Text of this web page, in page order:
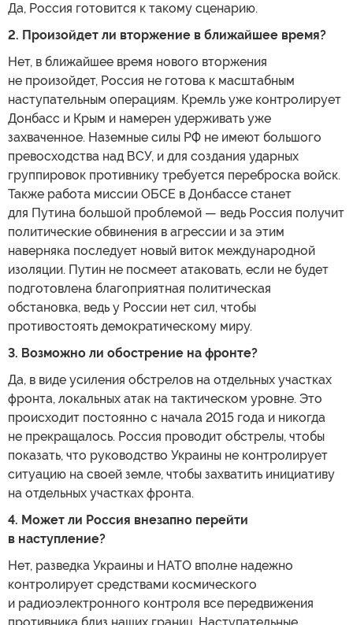
Да, Россия готовится к такому сценарию.
2. Произойдет ли вторжение в ближайшее время?
Нет, в ближайшее время нового вторжения
не произойдет, Россия не готова к масштабным
наступательным операциям. Кремль уже контролирует
Донбасс и Крым и намерен удерживать уже
захваченное. Наземные силы РФ не имеют большого
превосходства над ВСУ, и для создания ударных
группировок противнику требуется переброска войск.
Также работа миссии ОБСЕ в Донбассе станет
для Путина большой проблемой — ведь Россия получит
политические обвинения в агрессии и за этим
наверняка последует новый виток международной
изоляции. Путин не посмеет атаковать, если не будет
подготовлена благоприятная политическая
обстановка, ведь у России нет сил, чтобы
противостоять демократическому миру.
3. Возможно ли обострение на фронте?
Да, в виде усиления обстрелов на отдельных участках
фронта, локальных атак на тактическом уровне. Это
происходит постоянно с начала 2015 года и никогда
не прекращалось. Россия проводит обстрелы, чтобы
показать, что руководство Украины не контролирует
ситуацию на своей земле, чтобы захватить инициативу
на отдельных участках фронта.
4. Может ли Россия внезапно перейти
в наступление?
Нет, разведка Украины и НАТО вполне надежно
контролирует средствами космического
и радиоэлектронного контроля все передвижения